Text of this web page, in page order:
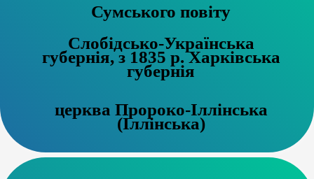
Сумського повіту
Слобідсько-Українська
губернія, з 1835 р. Харківська
губернія
церква Пророко-Іллінська
(Іллінська)